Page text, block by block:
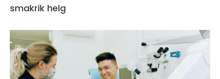
smakrik helg